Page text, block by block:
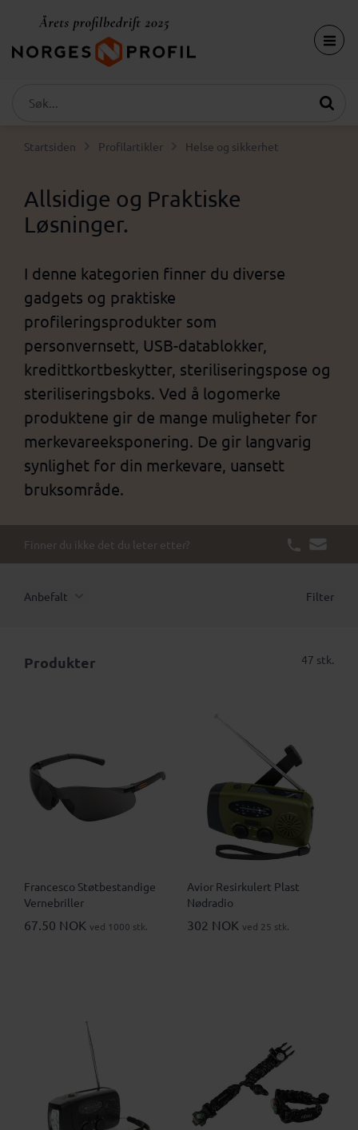
Startsiden Profilartikler Helse og sikkerhet
Allsidige og Praktiske
Løsninger.
I denne kategorien finner du diverse
gadgets og praktiske
profileringsprodukter som
personvernsett, USB-datablokker,
kredittkortbeskytter, steriliseringspose og
steriliseringsboks. Ved å logomerke
produktene gir de mange muligheter for
merkevareeksponering. De gir langvarig
synlighet for din merkevare, uansett
bruksområde.
Finner du ikke det du leter etter?
Anbefalt Filter
Produkter 47 stk.
Francesco Støtbestandige
Vernebriller
67.50 NOK ved 1000 stk.
Avior Resirkulert Plast
Nødradio
302 NOK ved 25 stk.